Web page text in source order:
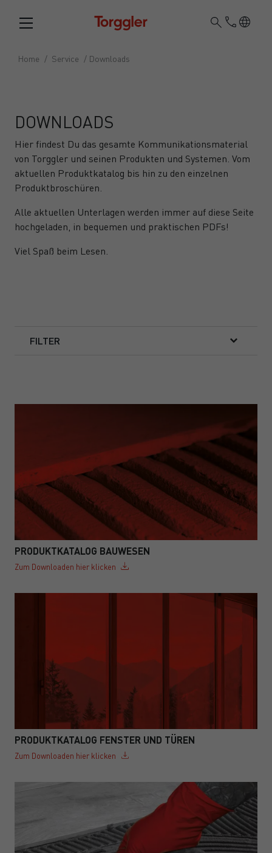
Torggler
Home / Service / Downloads
DOWNLOADS
Hier findest Du das gesamte Kommunikationsmaterial
von Torggler und seinen Produkten und Systemen. Vom
aktuellen Produktkatalog bis hin zu den einzelnen
Produktbroschüren.
Alle aktuellen Unterlagen werden immer auf diese Seite
hochgeladen, in bequemen und praktischen PDFs!
Viel Spaß beim Lesen.
FILTER
PRODUKTKATALOG BAUWESEN
Zum Downloaden hier klicken
PRODUKTKATALOG FENSTER UND TÜREN
Zum Downloaden hier klicken